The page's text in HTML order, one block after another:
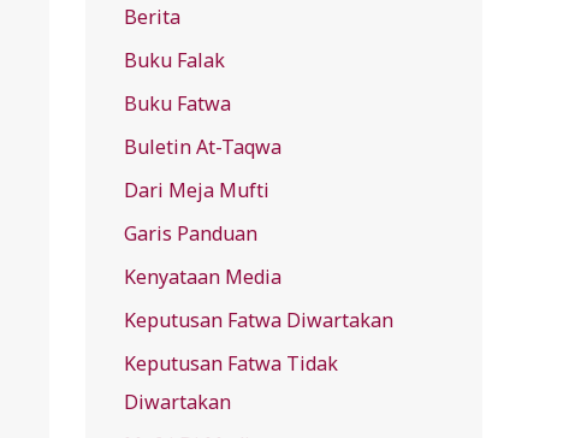
f
o
r
:
Berita
Buku Falak
Buku Fatwa
Buletin At-Taqwa
Dari Meja Mufti
Garis Panduan
Kenyataan Media
Keputusan Fatwa Diwartakan
Keputusan Fatwa Tidak
Diwartakan